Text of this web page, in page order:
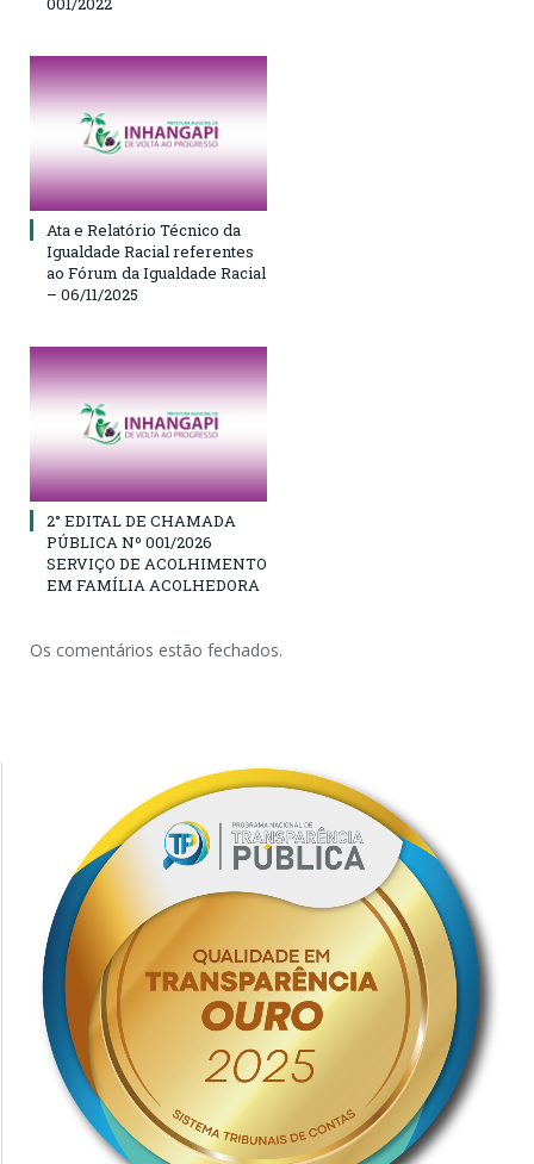
Ata e Relatório Técnico da
Igualdade Racial referentes
ao Fórum da Igualdade Racial
– 06/11/2025
2° EDITAL DE CHAMADA
PÚBLICA Nº 001/2026
SERVIÇO DE ACOLHIMENTO
EM FAMÍLIA ACOLHEDORA
Os comentários estão fechados.